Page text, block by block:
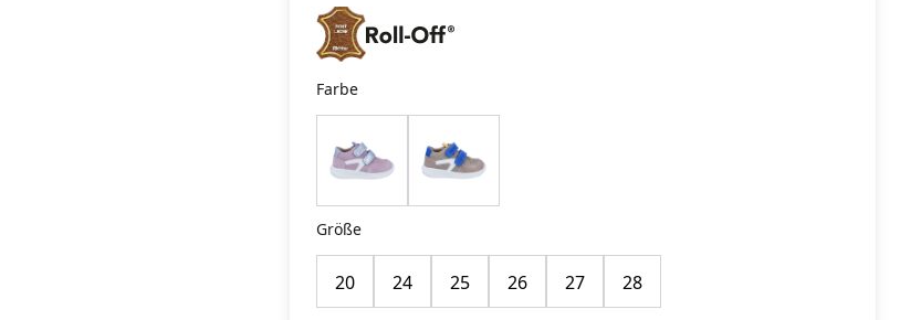
Farbe
Größe
20 24 25 26 27 28